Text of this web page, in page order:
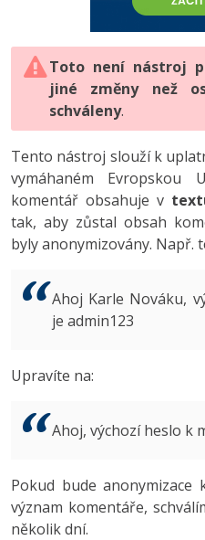
HTML5, CSS3,
SQL a databáze
Testování a
UML a návrhové
React
Spring
ASP.NET MVC
Best practices
PHP
JavaScript
Python
HTML / CSS
UML a návrhové
MySQL/MariaDB
MS-SQL
Vývojář mobilních
C# Game
Tester
Systémový
3D grafik
Copywriter
WordPress
-80%
JavaScript -80%
PHP -80%
Swift -80%
Kotlin -80%
VB.NET
Algoritmy -41%
Umělá inteligence
Digitální
Marketing
WordPress
SEO
UX
Business
Copywriting
Windows
-80%
Adobe Illustrator -
Adobe Lightroom
Adobe XD
Adobe InDesign -
Adobe After Effects
Inkscape
Fórum
Toto není nástroj
jiné změny než
schváleny.
Tento nástroj slouží k
vymáhaném Evropskou
komentář obsahuje v
tak, aby zůstal obsah
byly anonymizovány. Např.
Ahoj Karle Nováku,
je admin123
Upravíte na:
Ahoj, výchozí heslo k
Pokud bude
význam komentáře,
několik dní.